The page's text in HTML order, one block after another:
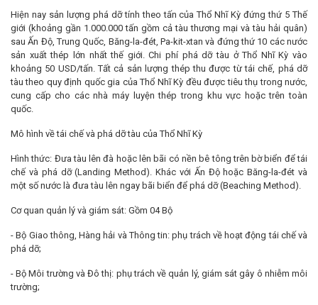
Hiện nay sản lượng phá dỡ tính theo tấn của Thổ Nhĩ Kỳ đứng thứ 5 Thế
giới (khoảng gần 1.000.000 tấn gồm cả tàu thương mại và tàu hải quân)
sau Ấn Độ, Trung Quốc, Băng-la-đét, Pa-kit-xtan và đứng thứ 10 các nước
sản xuất thép lớn nhất thế giới. Chi phí phá dỡ tàu ở Thổ Nhĩ Kỳ vào
khoảng 50 USD/tấn. Tất cả sản lượng thép thu được từ tái chế, phá dỡ
tàu theo quy định quốc gia của Thổ Nhĩ Kỳ đều được tiêu thụ trong nước,
cung cấp cho các nhà máy luyện thép trong khu vực hoặc trên toàn
quốc.
Mô hình về tái chế và phá dỡ tàu của Thổ Nhĩ Kỳ
Hình thức: Đưa tàu lên đà hoặc lên bãi có nền bê tông trên bờ biển để tái
chế và phá dỡ (Landing Method). Khác với Ấn Độ hoặc Băng-la-đét và
một số nước là đưa tàu lên ngay bãi biển để phá dỡ (Beaching Method).
Cơ quan quản lý và giám sát: Gồm 04 Bộ
- Bộ Giao thông, Hàng hải và Thông tin: phụ trách về hoạt động tái chế và
phá dỡ;
- Bộ Môi trường và Đô thị: phụ trách về quản lý, giám sát gây ô nhiễm môi
trường;